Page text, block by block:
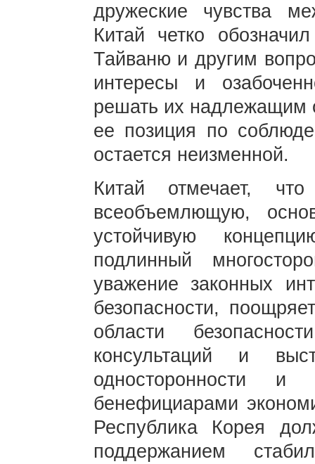
дружеские чувства
Китай четко
Тайваню и другим
интересы и
решать их надлежащим
ее позиция по
остается неизменной.
Китай отмечает,
всеобъемлющую,
устойчивую
подлинный
уважение законных
безопасности,
области
консультаций и
односторонности и
бенефициарами
Республика Корея
поддержанием